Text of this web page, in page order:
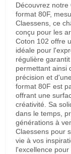
Découvrez
format 80F,
Claessens, ce
conçu pour les
Coton 102 offre
idéale pour
régulière
permettant ainsi
précision et
format 80F est
offrant une
créativité. Sa
dans le temps,
générations à
Claessens pour
vie à vos
l'excellence